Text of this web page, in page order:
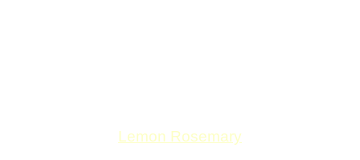
Lemon Rosemary